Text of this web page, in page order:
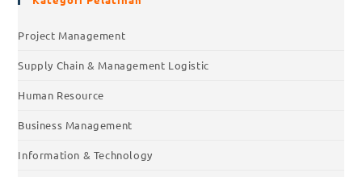
Project Management
Supply Chain & Management Logistic
Human Resource
Business Management
Information & Technology